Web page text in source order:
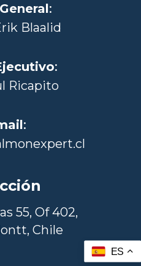
:
Blaalid
:
Ricapito
:
55, Of 402,
Chile
ES